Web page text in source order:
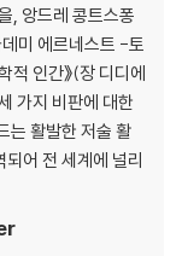
, 앙드레 콩트스퐁
데미 에르네스트 -토
적 인간》(장 디디에
가지 비판에 대한
는 활발한 저술 활
어 전 세계에 널리